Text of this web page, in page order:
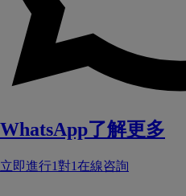
WhatsApp了解更多
立即進行1對1在線咨詢